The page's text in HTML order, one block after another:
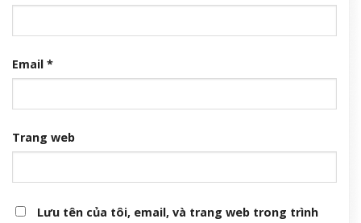
Email *
Trang web
Lưu tên của tôi, email, và trang web trong trình